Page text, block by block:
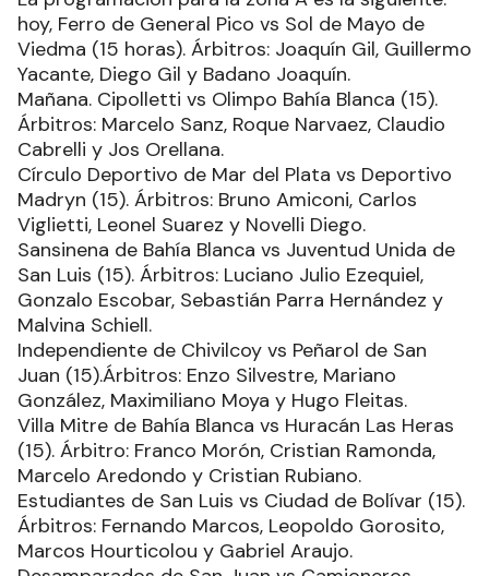
hoy, Ferro de General Pico vs Sol de Mayo de
Viedma (15 horas). Árbitros: Joaquín Gil, Guillermo
Yacante, Diego Gil y Badano Joaquín.
Mañana. Cipolletti vs Olimpo Bahía Blanca (15).
Árbitros: Marcelo Sanz, Roque Narvaez, Claudio
Cabrelli y Jos Orellana.
Círculo Deportivo de Mar del Plata vs Deportivo
Madryn (15). Árbitros: Bruno Amiconi, Carlos
Viglietti, Leonel Suarez y Novelli Diego.
Sansinena de Bahía Blanca vs Juventud Unida de
San Luis (15). Árbitros: Luciano Julio Ezequiel,
Gonzalo Escobar, Sebastián Parra Hernández y
Malvina Schiell.
Independiente de Chivilcoy vs Peñarol de San
Juan (15).Árbitros: Enzo Silvestre, Mariano
González, Maximiliano Moya y Hugo Fleitas.
Villa Mitre de Bahía Blanca vs Huracán Las Heras
(15). Árbitro: Franco Morón, Cristian Ramonda,
Marcelo Aredondo y Cristian Rubiano.
Estudiantes de San Luis vs Ciudad de Bolívar (15).
Árbitros: Fernando Marcos, Leopoldo Gorosito,
Marcos Hourticolou y Gabriel Araujo.